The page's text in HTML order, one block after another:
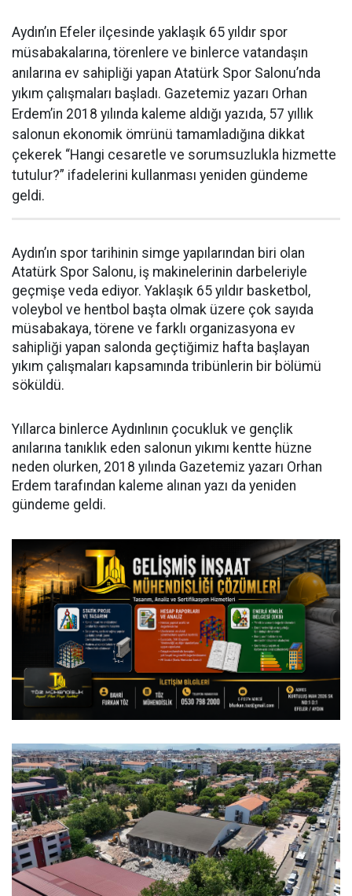
Aydın’ın Efeler ilçesinde yaklaşık 65 yıldır spor
müsabakalarına, törenlere ve binlerce vatandaşın
anılarına ev sahipliği yapan Atatürk Spor Salonu’nda
yıkım çalışmaları başladı. Gazetemiz yazarı Orhan
Erdem’in 2018 yılında kaleme aldığı yazıda, 57 yıllık
salonun ekonomik ömrünü tamamladığına dikkat
çekerek “Hangi cesaretle ve sorumsuzlukla hizmette
tutulur?” ifadelerini kullanması yeniden gündeme
geldi.
Aydın’ın spor tarihinin simge yapılarından biri olan
Atatürk Spor Salonu, iş makinelerinin darbeleriyle
geçmişe veda ediyor. Yaklaşık 65 yıldır basketbol,
voleybol ve hentbol başta olmak üzere çok sayıda
müsabakaya, törene ve farklı organizasyona ev
sahipliği yapan salonda geçtiğimiz hafta başlayan
yıkım çalışmaları kapsamında tribünlerin bir bölümü
söküldü.
Yıllarca binlerce Aydınlının çocukluk ve gençlik
anılarına tanıklık eden salonun yıkımı kentte hüzne
neden olurken, 2018 yılında Gazetemiz yazarı Orhan
Erdem tarafından kaleme alınan yazı da yeniden
gündeme geldi.